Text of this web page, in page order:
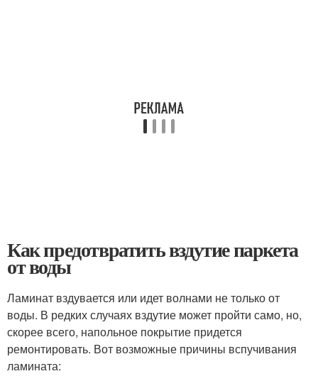
Как предотвратить вздутие паркета
от воды
Ламинат вздувается или идет волнами не только от
воды. В редких случаях вздутие может пройти само, но,
скорее всего, напольное покрытие придется
ремонтировать. Вот возможные причины вспучивания
ламината: